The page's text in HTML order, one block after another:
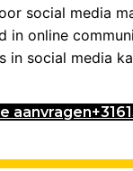
social media
in online
in social media
aanvragen